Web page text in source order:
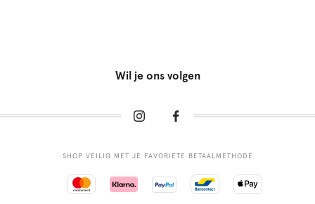
Wil je ons volgen
SHOP VEILIG MET JE FAVORIETE BETAALMETHODE